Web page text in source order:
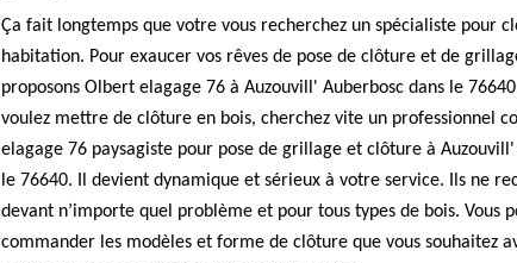
Ça fait longtemps que votre vous recherchez un spécialiste pour
habitation. Pour exaucer vos rêves de pose de clôture et de
proposons Olbert elagage 76 à Auzouvill' Auberbosc dans le
voulez mettre de clôture en bois, cherchez vite un professionnel
elagage 76 paysagiste pour pose de grillage et clôture à Auzouvill'
le 76640. Il devient dynamique et sérieux à votre service. Ils ne
devant n’importe quel problème et pour tous types de bois. Vous
commander les modèles et forme de clôture que vous souhaitez